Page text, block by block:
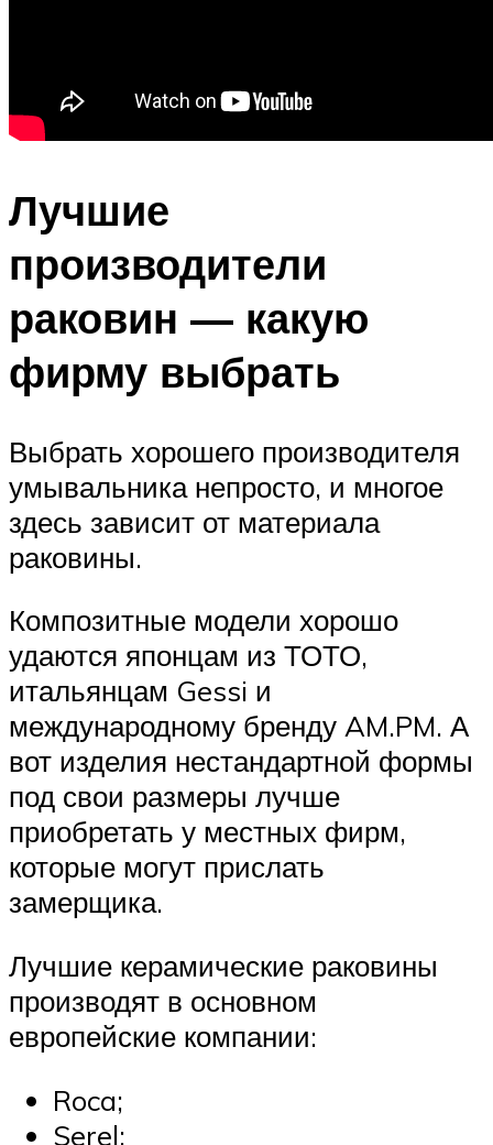
Лучшие
производители
раковин — какую
фирму выбрать
Выбрать хорошего производителя
умывальника непросто, и многое
здесь зависит от материала
раковины.
Композитные модели хорошо
удаются японцам из ТОТО,
итальянцам Gessi и
международному бренду AM.PM. А
вот изделия нестандартной формы
под свои размеры лучше
приобретать у местных фирм,
которые могут прислать
замерщика.
Лучшие керамические раковины
производят в основном
европейские компании:
Roca;
Serel;